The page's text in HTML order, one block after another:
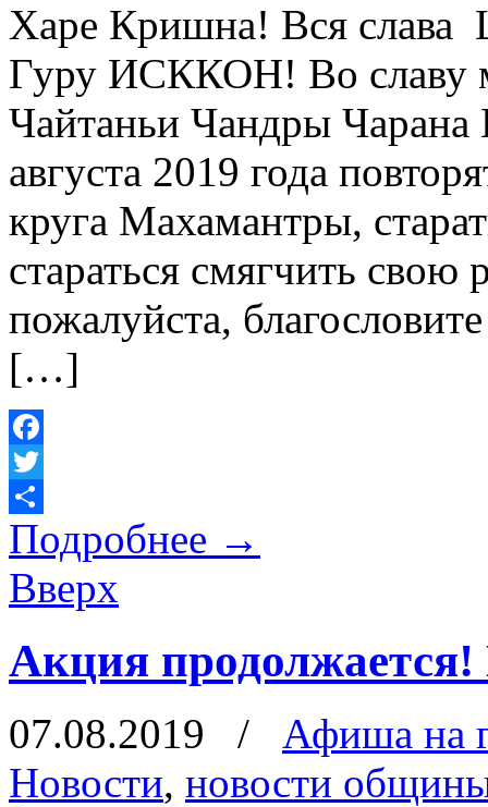
Харе Кришна! Вся слава
Гуру ИСККОН! Во славу
Чайтаньи Чандры
августа 2019 года
круга Махамантры,
стараться смягчить
пожалуйста,
[…]
Facebook
Twitter
Отправить
Подробнее →
Вверх
Акция продолжается!
07.08.2019 /
Афиша на
Новости, новости